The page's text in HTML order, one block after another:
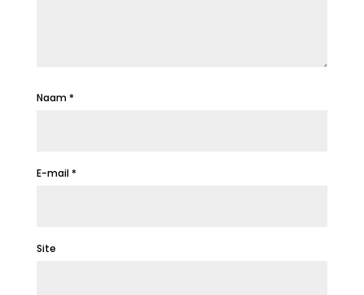
Naam *
E-mail *
Site